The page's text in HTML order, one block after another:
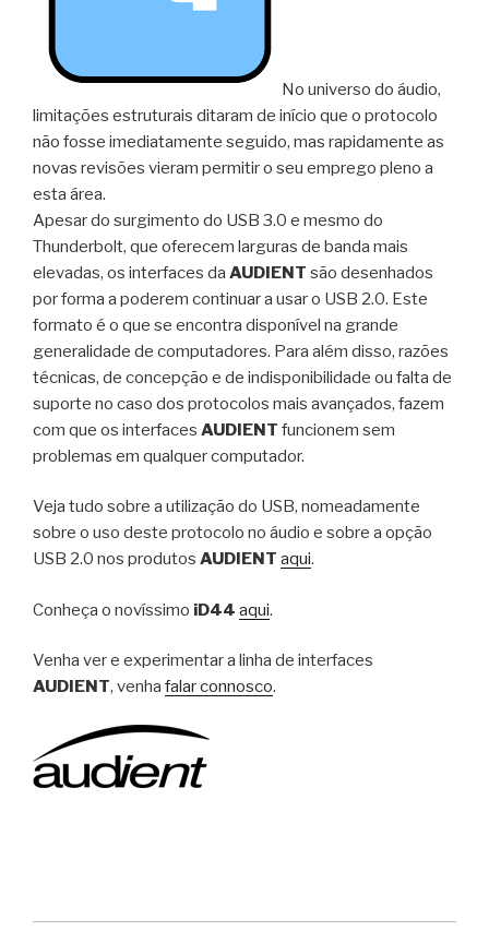
No universo do áudio,
limitações estruturais ditaram de início que o protocolo
não fosse imediatamente seguido, mas rapidamente as
novas revisões vieram permitir o seu emprego pleno a
esta área.
Apesar do surgimento do USB 3.0 e mesmo do
Thunderbolt, que oferecem larguras de banda mais
elevadas, os interfaces da AUDIENT são desenhados
por forma a poderem continuar a usar o USB 2.0. Este
formato é o que se encontra disponível na grande
generalidade de computadores. Para além disso, razões
técnicas, de concepção e de indisponibilidade ou falta de
suporte no caso dos protocolos mais avançados, fazem
com que os interfaces AUDIENT funcionem sem
problemas em qualquer computador.
Veja tudo sobre a utilização do USB, nomeadamente
sobre o uso deste protocolo no áudio e sobre a opção
USB 2.0 nos produtos AUDIENT aqui.
Conheça o novíssimo iD44 aqui.
Venha ver e experimentar a linha de interfaces
AUDIENT, venha falar connosco.